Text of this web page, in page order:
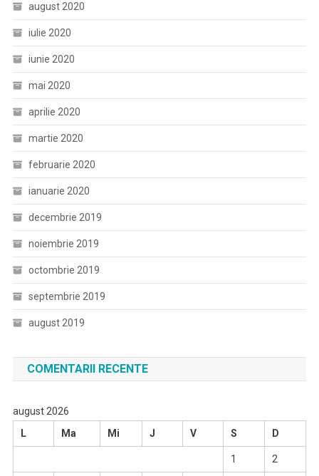
august 2020
iulie 2020
iunie 2020
mai 2020
aprilie 2020
martie 2020
februarie 2020
ianuarie 2020
decembrie 2019
noiembrie 2019
octombrie 2019
septembrie 2019
august 2019
COMENTARII RECENTE
august 2026
L
Ma Mi J V S D
1 2